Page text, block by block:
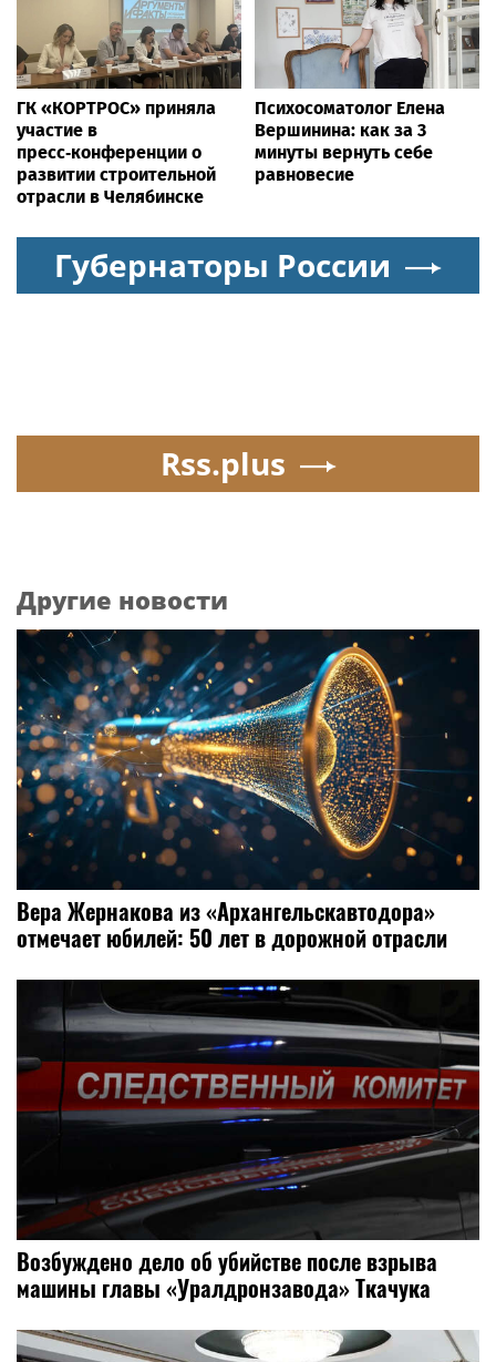
ГК «КОРТРОС» приняла
участие в
пресс‑конференции о
развитии строительной
отрасли в Челябинске
Психосоматолог Елена
Вершинина: как за 3
минуты вернуть себе
равновесие
Губернаторы России
Rss.plus
Другие новости
Вера Жернакова из «Архангельскавтодора»
отмечает юбилей: 50 лет в дорожной отрасли
Возбуждено дело об убийстве после взрыва
машины главы «Уралдронзавода» Ткачука